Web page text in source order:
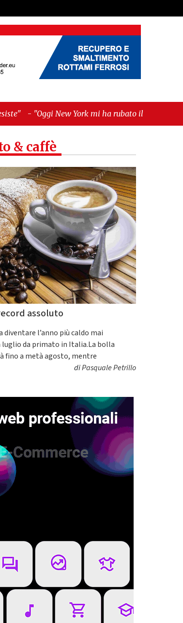
York mi ha rubato il cuore. Ancora"
& caffè
assoluto
diventare l’anno più caldo mai
luglio da primato in Italia.La bolla
fino a metà agosto, mentre
diPasquale Petrillo